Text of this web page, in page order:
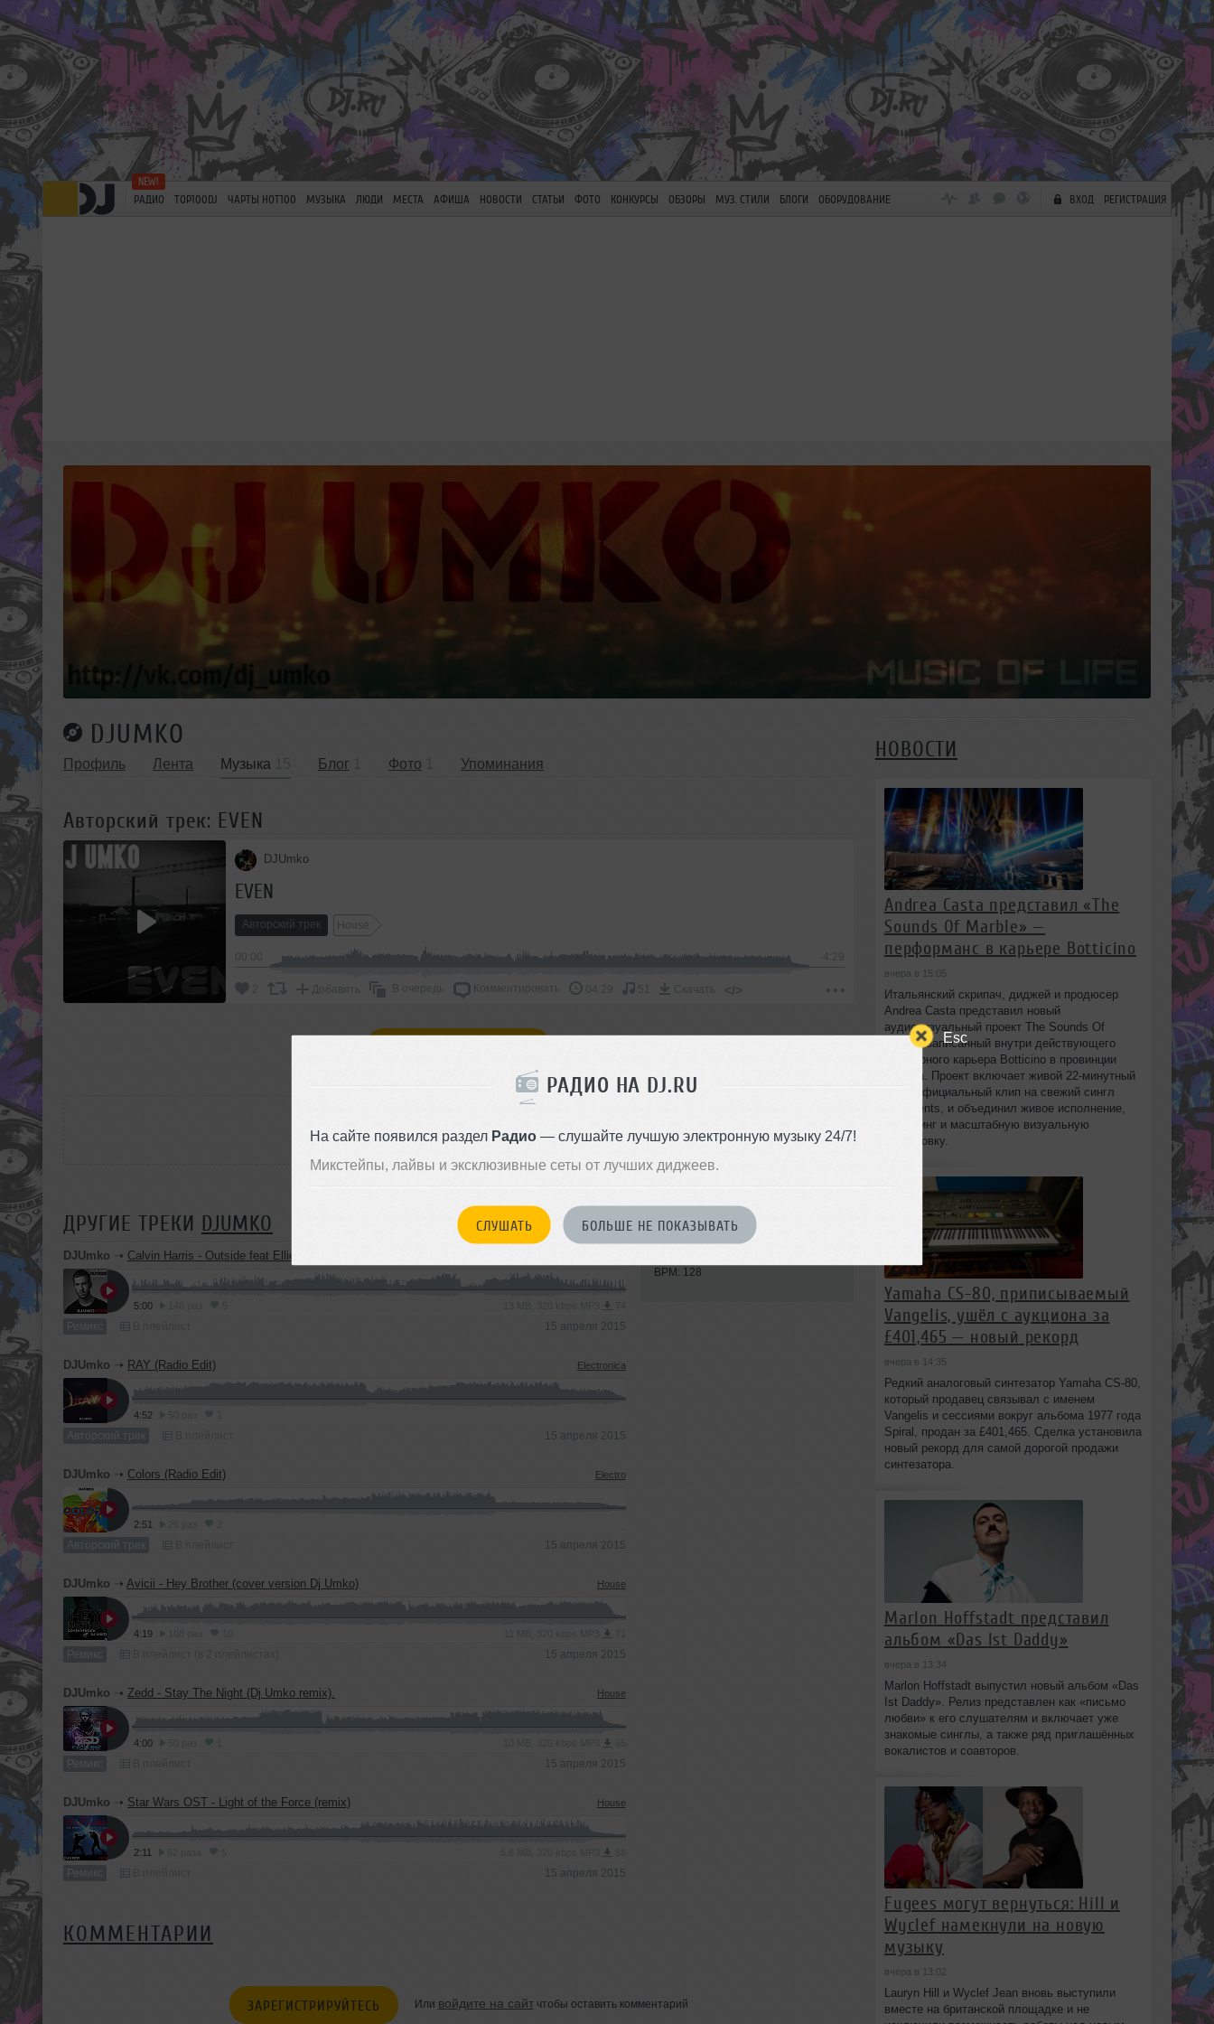
Esc
РАДИО НА DJ.RU
На сайте появился раздел Радио— слушайте лучшую электронную музыку 24/7!
Микстейпы, лайвы и эксклюзивные сеты от лучших диджеев.
СЛУШАТЬ БОЛЬШЕ НЕ ПОКАЗЫВАТЬ
РАДИО TOP100DJ ЧАРТЫ HOT100 МУЗЫКА ЛЮДИ МЕСТА АФИША НОВОСТИ СТАТЬИ ФОТО КОНКУРСЫ ОБЗОРЫ МУЗ. СТИЛИ БЛОГИ ОБОРУДОВАНИЕ ВХОД РЕГИСТРАЦИЯ
DJUMKO
Профиль Лента Музыка Блог Фото Упоминания
Авторский трек: EVEN
DJUmko
EVEN
Авторский трек House
-4:29
2 Добавить В очередь Комментировать 04:29 51 Скачать </>
РАССКАЖИ ДРУЗЬЯМ
ДРУГИЕ ТРЕКИ DJUMKO
DJUmko ➝ Calvin Harris - Outside feat Ellie Goulding (Dj Umko remix)
5:00
Ремикс 15 апреля 2015
DJUmko ➝ RAY (Radio Edit) Electronica
4:52
Авторский трек 15 апреля 2015
DJUmko ➝ Colors (Radio Edit) Electro
2:51
Авторский трек 15 апреля 2015
DJUmko ➝ Avicii - Hey Brother (cover version Dj Umko) House
4:19
Ремикс 15 апреля 2015
DJUmko ➝ Zedd - Stay The Night (Dj Umko remix). House
4:00
Ремикс 15 апреля 2015
DJUmko ➝ Star Wars OST - Light of the Force (remix) House
2:11
Ремикс 15 апреля 2015
Стиль: House
Записан: 29 января 2014
BPM: 128
КОММЕНТАРИИ
ЗАРЕГИСТРИРУЙТЕСЬ Или войдите на сайтчтобы оставить комментарий
НОВОСТИ
Andrea Casta представил «The
Sounds Of Marble» —
перформанс в карьере Botticino
вчера в 15:05
Итальянский скрипач, диджей и продюсер
Andrea Casta представил новый
аудиовизуальный проект The Sounds Of
Marble, записанный внутри действующего
мраморного карьера Botticino в провинции
Brescia. Проект включает живой 22‑минутный
сет и официальный клип на свежий сингл
Fragments, и объединил живое исполнение,
диджеинг и масштабную визуальную
постановку.
Yamaha CS-80, приписываемый
Vangelis, ушёл с аукциона за
£401,465 — новый рекорд
вчера в 14:35
Редкий аналоговый синтезатор Yamaha CS-80,
который продавец связывал с именем
Vangelis и сессиями вокруг альбома 1977 года
Spiral, продан за £401,465. Сделка установила
новый рекорд для самой дорогой продажи
синтезатора.
Marlon Hoffstadt представил
альбом «Das Ist Daddy»
вчера в 13:34
Marlon Hoffstadt выпустил новый альбом «Das
Ist Daddy». Релиз представлен как «письмо
любви» к его слушателям и включает уже
знакомые синглы, а также ряд приглашённых
вокалистов и соавторов.
Fugees могут вернуться: Hill и
Wyclef намекнули на новую
музыку
вчера в 13:02
Lauryn Hill и Wyclef Jean вновь выступили
вместе на британской площадке и не